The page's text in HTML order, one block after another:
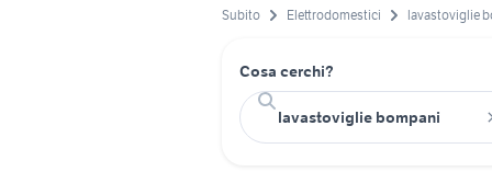
Subito Elettrodomestici lavastoviglie
Cosa cerchi?